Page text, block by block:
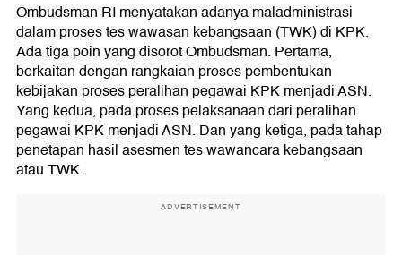
Ombudsman RI menyatakan adanya maladministrasi
dalam proses tes wawasan kebangsaan (TWK) di KPK.
Ada tiga poin yang disorot Ombudsman. Pertama,
berkaitan dengan rangkaian proses pembentukan
kebijakan proses peralihan pegawai KPK menjadi ASN.
Yang kedua, pada proses pelaksanaan dari peralihan
pegawai KPK menjadi ASN. Dan yang ketiga, pada tahap
penetapan hasil asesmen tes wawancara kebangsaan
atau TWK.
ADVERTISEMENT